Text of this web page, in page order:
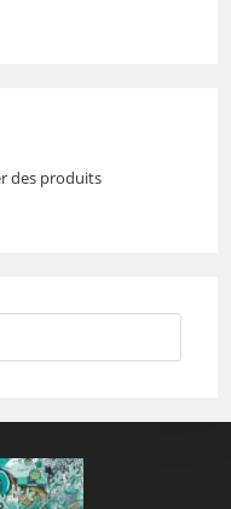
des produits